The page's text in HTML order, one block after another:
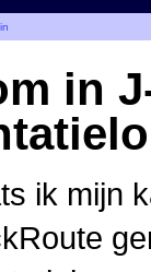
in
ik mijn